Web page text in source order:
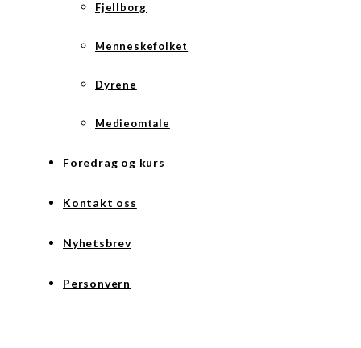
Fjellborg
Menneskefolket
Dyrene
Medieomtale
Foredrag og kurs
Kontakt oss
Nyhetsbrev
Personvern